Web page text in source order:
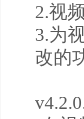
2.视
3.为
改的